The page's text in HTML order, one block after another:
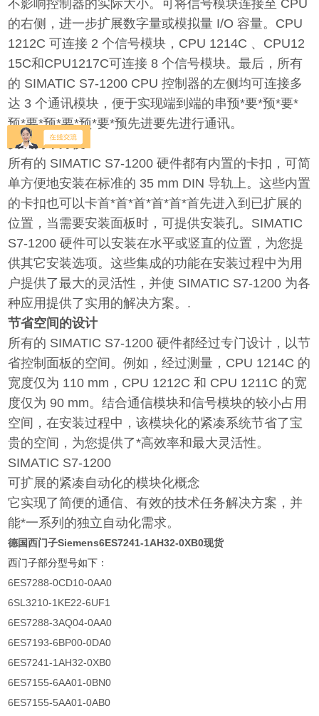
不影响控制器的实际大小。可将信号模块连接至 CPU
的右侧，进一步扩展数字量或模拟量 I/O 容量。CPU
1212C 可连接 2 个信号模块，CPU 1214C 、CPU12
15C和CPU1217C可连接 8 个信号模块。最后，所有
的 SIMATIC S7-1200 CPU 控制器的左侧均可连接多
达 3 个通讯模块，便于实现端到端的串预*要*预*要*
预*要*预*要*预*要*预先进要先进行通讯。
安装简单方便
所有的 SIMATIC S7-1200 硬件都有内置的卡扣，可简
单方便地安装在标准的 35 mm DIN 导轨上。这些内置
的卡扣也可以卡首*首*首*首*首*首先进入到已扩展的
位置，当需要安装面板时，可提供安装孔。SIMATIC
S7-1200 硬件可以安装在水平或竖直的位置，为您提
供其它安装选项。这些集成的功能在安装过程中为用
户提供了最大的灵活性，并使 SIMATIC S7-1200 为各
种应用提供了实用的解决方案。.
节省空间的设计
所有的 SIMATIC S7-1200 硬件都经过专门设计，以节
省控制面板的空间。例如，经过测量，CPU 1214C 的
宽度仅为 110 mm，CPU 1212C 和 CPU 1211C 的宽
度仅为 90 mm。结合通信模块和信号模块的较小占用
空间，在安装过程中，该模块化的紧凑系统节省了宝
贵的空间，为您提供了*高效率和最大灵活性。
SIMATIC S7-1200
可扩展的紧凑自动化的模块化概念
它实现了简便的通信、有效的技术任务解决方案，并
能*一系列的独立自动化需求。
德国西门子Siemens6ES7241-1AH32-0XB0现货
西门子部分型号如下：
6ES7288-0CD10-0AA0
6SL3210-1KE22-6UF1
6ES7288-3AQ04-0AA0
6ES7193-6BP00-0DA0
6ES7241-1AH32-0XB0
6ES7155-6AA01-0BN0
6ES7155-5AA01-0AB0